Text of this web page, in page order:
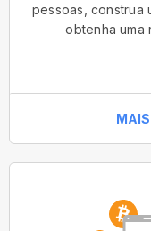
pessoas, construa
obtenha uma